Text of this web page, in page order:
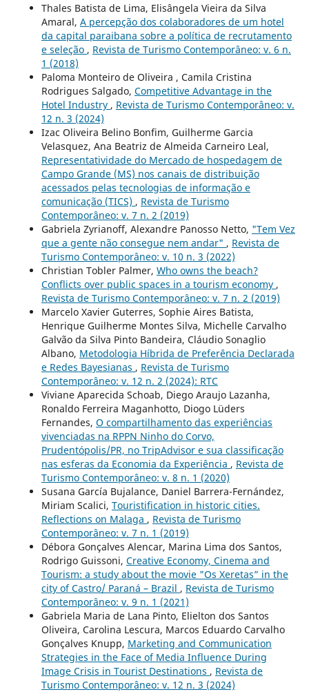
Thales Batista de Lima, Elisângela Vieira da Silva
Amaral, A percepção dos colaboradores de um hotel
da capital paraibana sobre a política de recrutamento
e seleção , Revista de Turismo Contemporâneo: v. 6 n.
1 (2018)
Paloma Monteiro de Oliveira , Camila Cristina
Rodrigues Salgado, Competitive Advantage in the
Hotel Industry , Revista de Turismo Contemporâneo: v.
12 n. 3 (2024)
Izac Oliveira Belino Bonfim, Guilherme Garcia
Velasquez, Ana Beatriz de Almeida Carneiro Leal,
Representatividade do Mercado de hospedagem de
Campo Grande (MS) nos canais de distribuição
acessados pelas tecnologias de informação e
comunicação (TICS) , Revista de Turismo
Contemporâneo: v. 7 n. 2 (2019)
Gabriela Zyrianoff, Alexandre Panosso Netto, "Tem Vez
que a gente não consegue nem andar" , Revista de
Turismo Contemporâneo: v. 10 n. 3 (2022)
Christian Tobler Palmer, Who owns the beach?
Conflicts over public spaces in a tourism economy ,
Revista de Turismo Contemporâneo: v. 7 n. 2 (2019)
Marcelo Xavier Guterres, Sophie Aires Batista,
Henrique Guilherme Montes Silva, Michelle Carvalho
Galvão da Silva Pinto Bandeira, Cláudio Sonaglio
Albano, Metodologia Híbrida de Preferência Declarada
e Redes Bayesianas , Revista de Turismo
Contemporâneo: v. 12 n. 2 (2024): RTC
Viviane Aparecida Schoab, Diego Araujo Lazanha,
Ronaldo Ferreira Maganhotto, Diogo Lüders
Fernandes, O compartilhamento das experiências
vivenciadas na RPPN Ninho do Corvo,
Prudentópolis/PR, no TripAdvisor e sua classificação
nas esferas da Economia da Experiência , Revista de
Turismo Contemporâneo: v. 8 n. 1 (2020)
Susana García Bujalance, Daniel Barrera-Fernández,
Miriam Scalici, Touristification in historic cities.
Reflections on Malaga , Revista de Turismo
Contemporâneo: v. 7 n. 1 (2019)
Débora Gonçalves Alencar, Marina Lima dos Santos,
Rodrigo Guissoni, Creative Economy, Cinema and
Tourism: a study about the movie "Os Xeretas” in the
city of Castro/ Paraná – Brazil , Revista de Turismo
Contemporâneo: v. 9 n. 1 (2021)
Gabriela Maria de Lana Pinto, Elielton dos Santos
Oliveira, Carolina Lescura, Marcos Eduardo Carvalho
Gonçalves Knupp, Marketing and Communication
Strategies in the Face of Media Influence During
Image Crisis in Tourist Destinations , Revista de
Turismo Contemporâneo: v. 12 n. 3 (2024)